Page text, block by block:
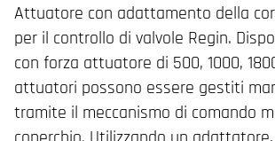
Attuatore con adattamento della
per il controllo di valvole Regin.
con forza attuatore di 500, 1000,
attuatori possono essere gestiti
tramite il meccanismo di comando